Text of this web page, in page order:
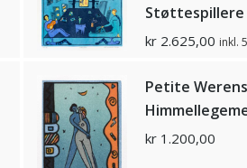
Støttespillere
kr2.625,00 inkl.
Petite
kr1.200,00